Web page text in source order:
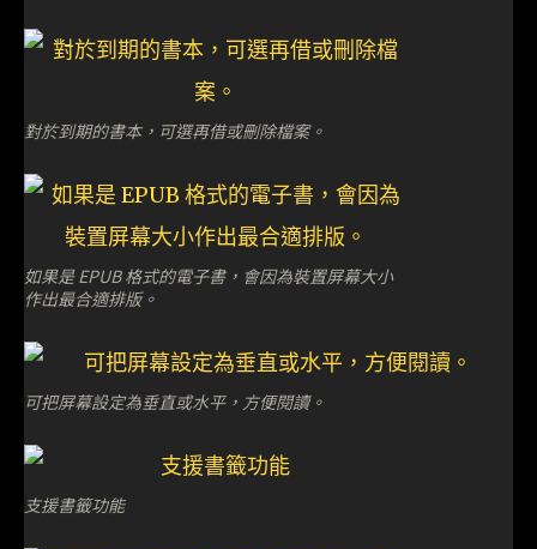
對於到期的書本，可選再借或刪除檔案。
如果是 EPUB 格式的電子書，會因為裝置屏幕大小
作出最合適排版。
可把屏幕設定為垂直或水平，方便閱讀。
支援書籤功能